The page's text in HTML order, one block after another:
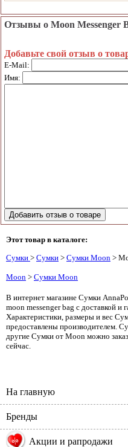
Отзывы о Moon Messenger
Добавьте свой отзыв о
E-Mail:
Имя:
Этот товар в каталоге:
Сумки > Сумки > Сумки Moon >
Moon > Сумки Moon
В интернет магазине Сумки
moon messenger bag с доставкой и
Характеристики, размеры и вес
предоставлены производителем.
другие Сумки от Moon можно
сейчас.
На главную
Бренды
% Акции и рапродажи